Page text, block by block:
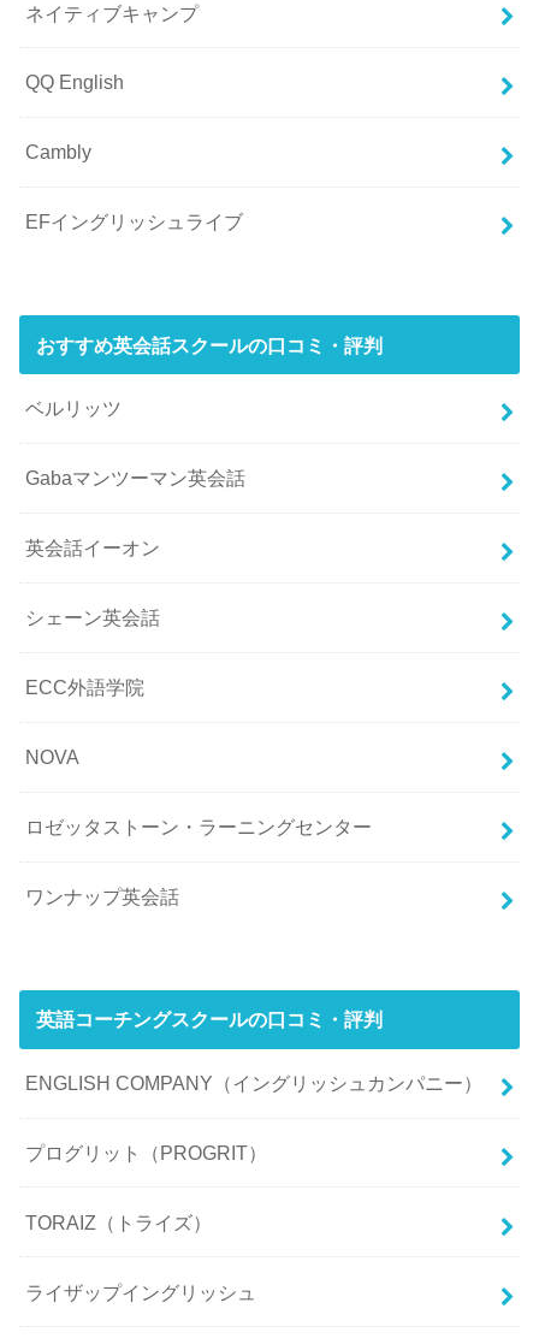
ネイティブキャンプ
QQ English
Cambly
EFイングリッシュライブ
おすすめ英会話スクールの口コミ・評判
ベルリッツ
Gabaマンツーマン英会話
英会話イーオン
シェーン英会話
ECC外語学院
NOVA
ロゼッタストーン・ラーニングセンター
ワンナップ英会話
英語コーチングスクールの口コミ・評判
ENGLISH COMPANY（イングリッシュカンパニー）
プログリット（PROGRIT）
TORAIZ（トライズ）
ライザップイングリッシュ